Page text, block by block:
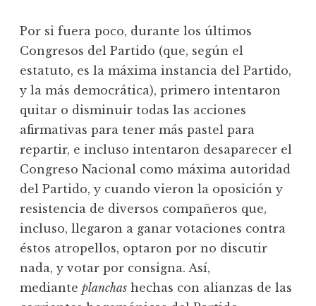
Por si fuera poco, durante los últimos
Congresos del Partido (que, según el
estatuto, es la máxima instancia del Partido,
y la más democrática), primero intentaron
quitar o disminuir todas las acciones
afirmativas para tener más pastel para
repartir, e incluso intentaron desaparecer el
Congreso Nacional como máxima autoridad
del Partido, y cuando vieron la oposición y
resistencia de diversos compañeros que,
incluso, llegaron a ganar votaciones contra
éstos atropellos, optaron por no discutir
nada, y votar por consigna. Así,
mediante planchas hechas con alianzas de las